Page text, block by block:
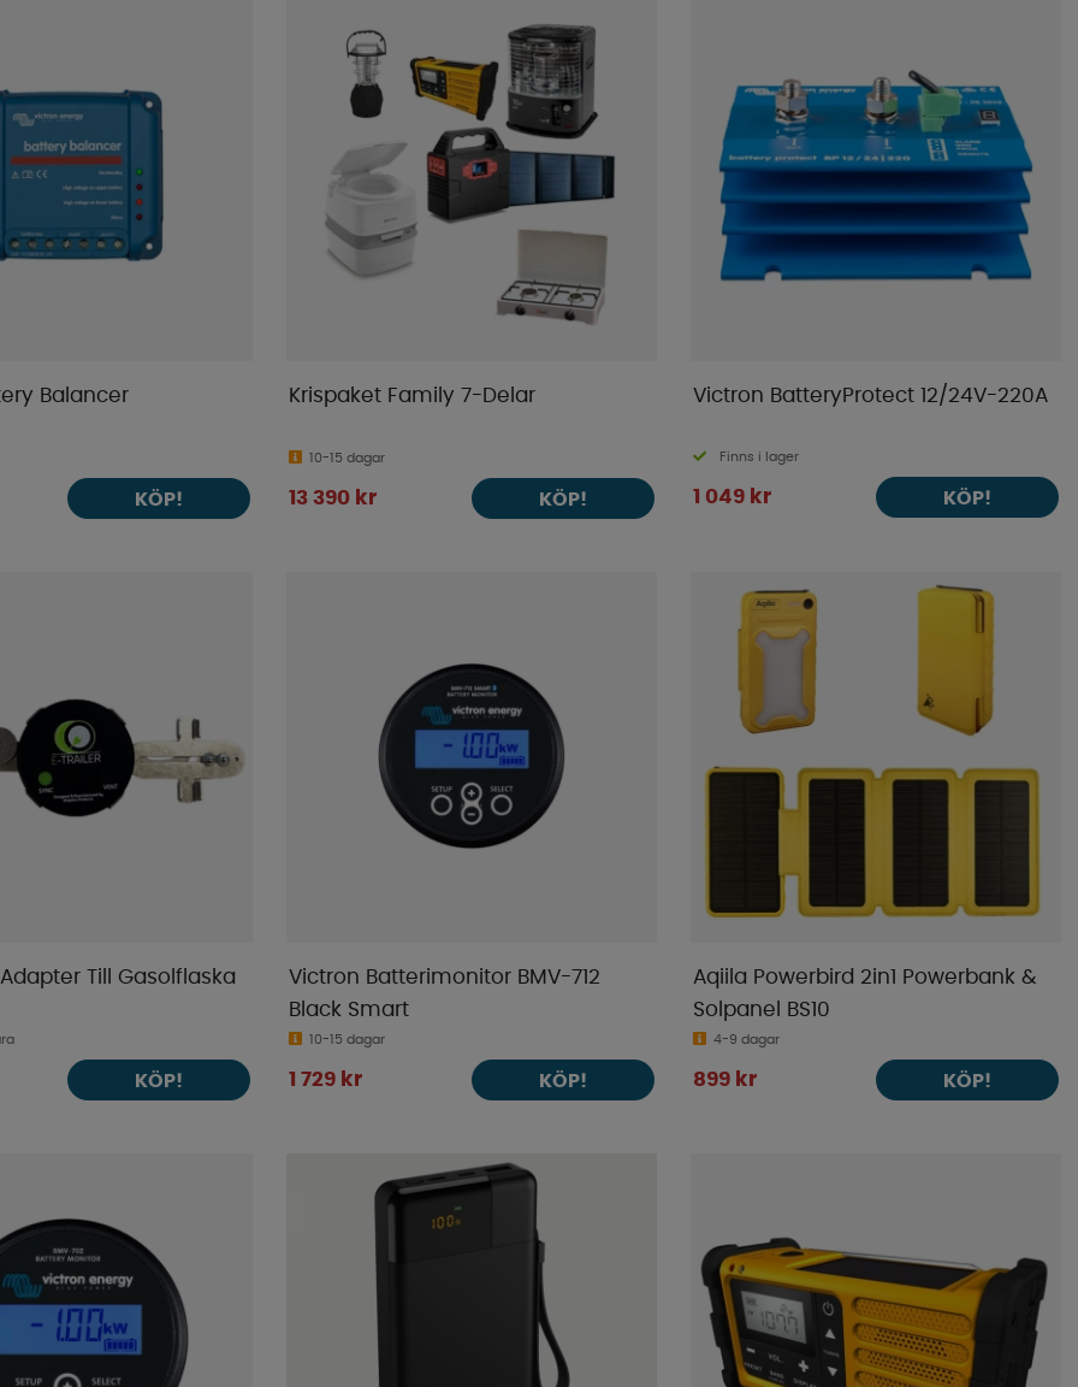
Balancer
KÖP!
Krispaket Family 7-Delar
10-15 dagar
13 390 kr KÖP!
Victron BatteryProtect 12/24V-220A
Finns i lager
1 049 kr KÖP!
Till Gasolflaska
KÖP!
Victron Batterimonitor BMV-712
Black Smart
10-15 dagar
1 729 kr KÖP!
Aqiila Powerbird 2in1 Powerbank &
Solpanel BS10
4-9 dagar
899 kr KÖP!